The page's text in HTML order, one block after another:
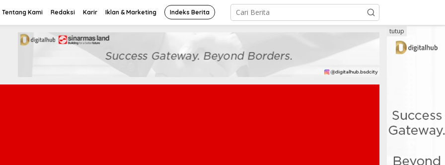
Tentang Kami Redaksi Karir Iklan & Marketing Indeks Berita
tutup